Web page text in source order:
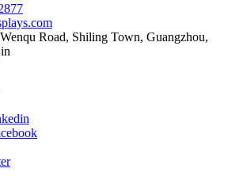
Road, Shiling Town, Guangzhou,